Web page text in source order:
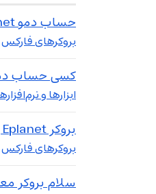
حساب دمو eplanet برای دوستانی که هنوز نتونستند متصل بشن
بروکرهای فارکس
کسی حساب دمو
ابزارها و
بروکر Eplanet وصل شد با نت ملی
بروکرهای فارکس
سلام بروکر